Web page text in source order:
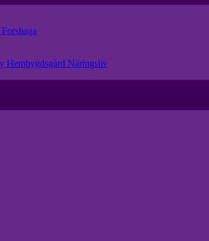
Forshaga
Hembygdsgård Näringsliv